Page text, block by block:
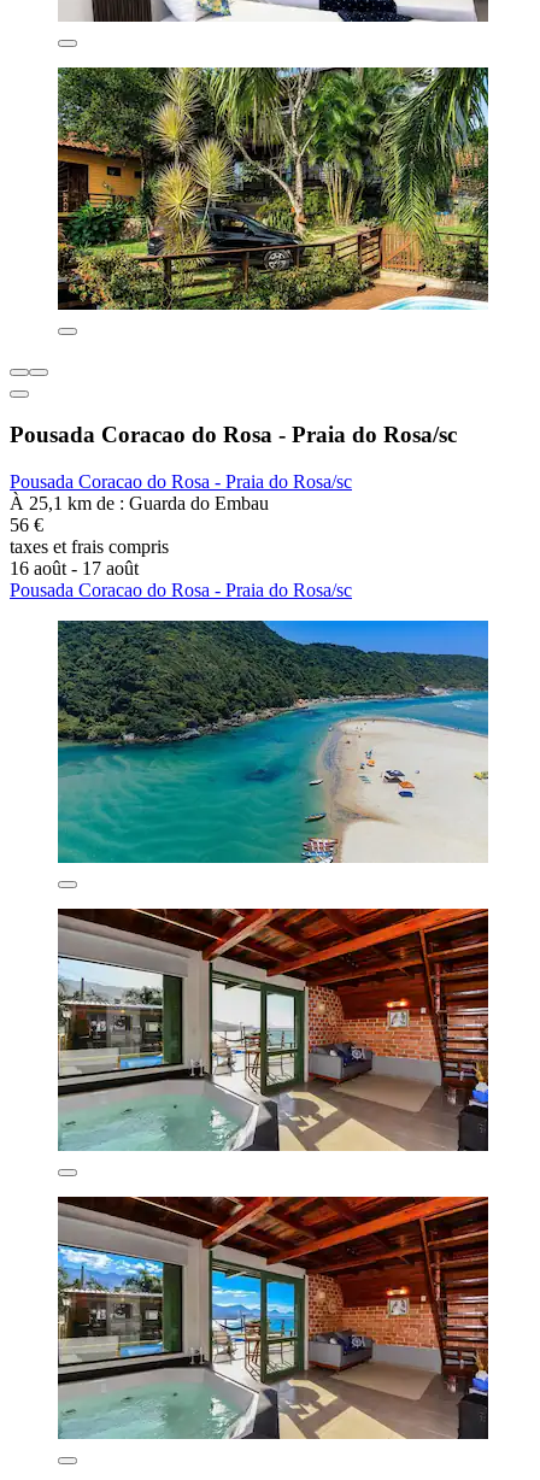
Pousada Coracao do Rosa - Praia do Rosa/sc
Pousada Coracao do Rosa - Praia do Rosa/sc
À 25,1 km de : Guarda do Embau
56 €
taxes et frais compris
16 août - 17 août
Pousada Coracao do Rosa - Praia do Rosa/sc